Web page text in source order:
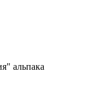
альпака